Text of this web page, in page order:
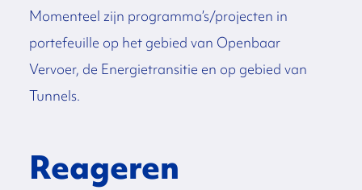
Momenteel zijn programma’s/projecten in
portefeuille op het gebied van Openbaar
Vervoer, de Energietransitie en op gebied van
Tunnels.
Reageren